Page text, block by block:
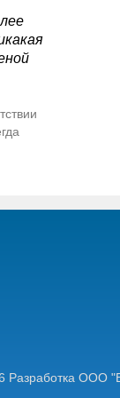
Разработка ООО